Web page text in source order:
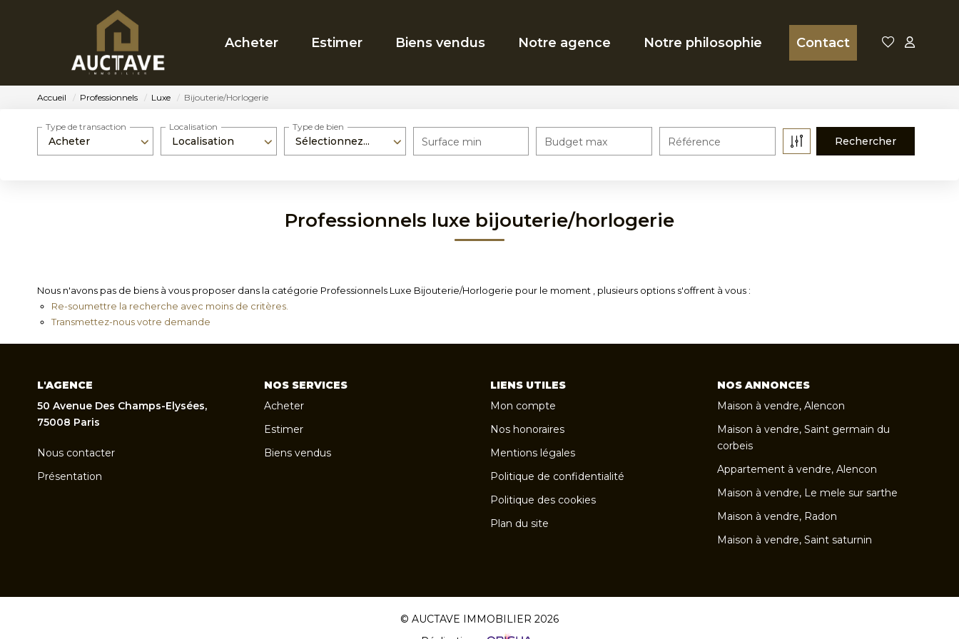
Acheter Estimer Biens vendus Notre agence Notre philosophie Contact
Accueil Professionnels Luxe Bijouterie/Horlogerie
Acheter
Type de transaction
Localisation
Localisation
Sélectionnez...
Type de bien
Surface min Budget max Référence
Professionnels luxe bijouterie/horlogerie
Nous n'avons pas de biens à vous proposer dans la catégorie Professionnels Luxe Bijouterie/Horlogerie pour le moment , plusieurs options s'offrent à vous :
Re-soumettre la recherche avec moins de critères.
Transmettez-nous votre demande
L'AGENCE
50 Avenue Des Champs-Elysées,
75008 Paris
Nous contacter
Présentation
NOS SERVICES
Acheter
Estimer
Biens vendus
LIENS UTILES
Mon compte
Nos honoraires
Mentions légales
Politique de confidentialité
Politique des cookies
Plan du site
NOS ANNONCES
Maison à vendre, Alencon
Maison à vendre, Saint germain du
corbeis
Appartement à vendre, Alencon
Maison à vendre, Le mele sur sarthe
Maison à vendre, Radon
Maison à vendre, Saint saturnin
© AUCTAVE IMMOBILIER 2026